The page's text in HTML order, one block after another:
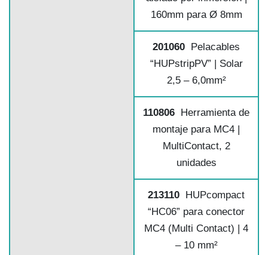
160mm para Ø 8mm
201060 Pelacables
“HUPstripPV” | Solar
2,5 – 6,0mm²
110806 Herramienta de
montaje para MC4 |
MultiContact, 2
unidades
213110 HUPcompact
“HC06” para conector
MC4 (Multi Contact) | 4
– 10 mm²